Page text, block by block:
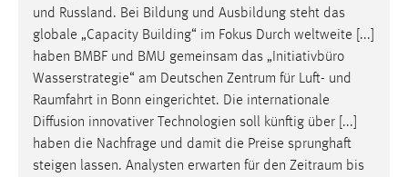
und Russland. Bei Bildung und Ausbildung steht das
globale „Capacity Building“ im Fokus Durch weltweite [...]
haben BMBF und BMU gemeinsam das „Initiativbüro
Wasserstrategie“ am Deutschen Zentrum für Luft- und
Raumfahrt in Bonn eingerichtet. Die internationale
Diffusion innovativer Technologien soll künftig über [...]
haben die Nachfrage und damit die Preise sprunghaft
steigen lassen. Analysten erwarten für den Zeitraum bis
Zweck:
Für performante Seitenauslieferung wird in diesem Cookie
gespeichert, ob man eingeloggt ist.
Sprachpräferenz
Name: